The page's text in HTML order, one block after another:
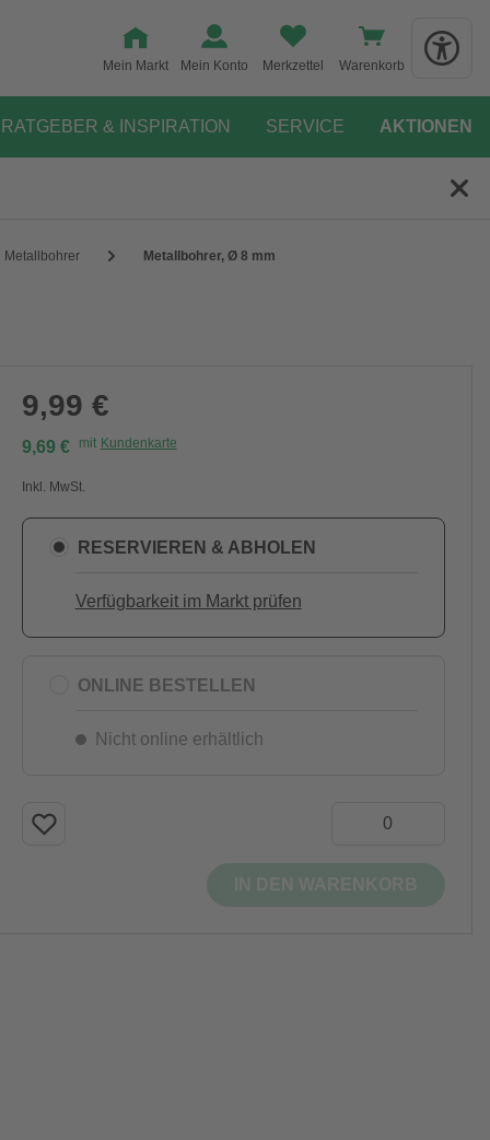
Mein Markt Mein Konto Merkzettel Warenkorb
RATGEBER & INSPIRATION SERVICE AKTIONEN
Metallbohrer Metallbohrer, Ø 8 mm
9,99 €
9,69 € mit Kundenkarte
Inkl. MwSt.
RESERVIEREN & ABHOLEN
Verfügbarkeit im Markt prüfen
ONLINE BESTELLEN
Nicht online erhältlich